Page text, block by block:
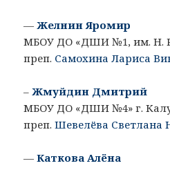
—Желнин Яромир
МБОУ ДО «ДШИ №1, им. Н.
преп. Самохина Лариса
–Жмуйдин Дмитрий
МБОУ ДО «ДШИ №4» г.
преп.Шевелёва Светлана
—Каткова Алёна